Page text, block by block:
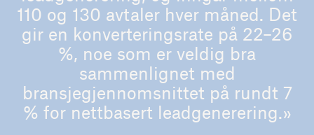
110 og 130 avtaler hver måned. Det
gir en konverteringsrate på 22–26
%, noe som er veldig bra
sammenlignet med
bransjegjennomsnittet på rundt 7
% for nettbasert leadgenerering.»